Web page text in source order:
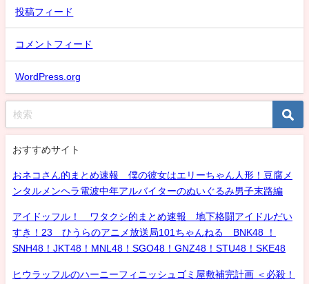
投稿フィード
コメントフィード
WordPress.org
おすすめサイト
おネコさん的まとめ速報 僕の彼女はエリーちゃん人形！豆腐メ
ンタルメンヘラ電波中年アルバイターのぬいぐるみ男子末路編
アイドッフル！ ワタクシ的まとめ速報 地下格闘アイドルだい
すき！23 ひうらのアニメ放送局101ちゃんねる BNK48 ！
SNH48！JKT48！MNL48！SGO48！GNZ48！STU48！SKE48
ヒウラッフルのハーニーフィニッシュゴミ屋敷補完計画 ＜必殺！